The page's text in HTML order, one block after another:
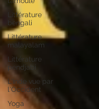
Littérature
bengali
Littérature
malayalam
Littérature
pendjabi
L'Inde vue par
l'Occident
Yoga